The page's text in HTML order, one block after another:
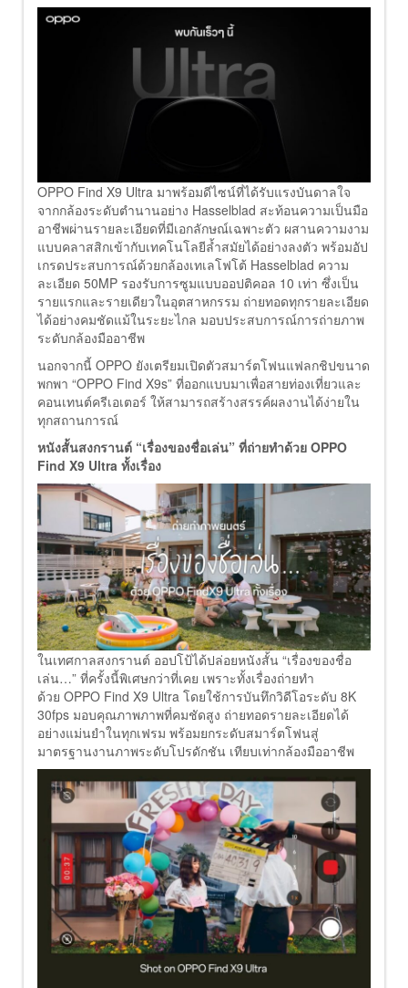
OPPO Find X9 Ultra มาพร้อมดีไซน์ที่ได้รับแรงบันดาลใจ
จากกล้องระดับตำนานอย่าง Hasselblad สะท้อนความเป็นมือ
อาชีพผ่านรายละเอียดที่มีเอกลักษณ์เฉพาะตัว ผสานความงาม
แบบคลาสสิกเข้ากับเทคโนโลยีล้ำสมัยได้อย่างลงตัว พร้อมอัป
เกรดประสบการณ์ด้วยกล้องเทเลโฟโต้ Hasselblad ความ
ละเอียด 50MP รองรับการซูมแบบออปติคอล 10 เท่า ซึ่งเป็น
รายแรกและรายเดียวในอุตสาหกรรม ถ่ายทอดทุกรายละเอียด
ได้อย่างคมชัดแม้ในระยะไกล มอบประสบการณ์การถ่ายภาพ
ระดับกล้องมืออาชีพ
นอกจากนี้ OPPO ยังเตรียมเปิดตัวสมาร์ตโฟนแฟลกชิปขนาด
พกพา “OPPO Find X9s” ที่ออกแบบมาเพื่อสายท่องเที่ยวและ
คอนเทนต์ครีเอเตอร์ ให้สามารถสร้างสรรค์ผลงานได้ง่ายใน
ทุกสถานการณ์
หนังสั้นสงกรานต์ “เรื่องของชื่อเล่น” ที่ถ่ายทำด้วย OPPO
Find X9 Ultra ทั้งเรื่อง
ในเทศกาลสงกรานต์ ออปโป้ได้ปล่อยหนังสั้น “เรื่องของชื่อ
เล่น…” ที่ครั้งนี้พิเศษกว่าที่เคย เพราะทั้งเรื่องถ่ายทำ
ด้วย OPPO Find X9 Ultra โดยใช้การบันทึกวิดีโอระดับ 8K
30fps มอบคุณภาพภาพที่คมชัดสูง ถ่ายทอดรายละเอียดได้
อย่างแม่นยำในทุกเฟรม พร้อมยกระดับสมาร์ตโฟนสู่
มาตรฐานงานภาพระดับโปรดักชัน เทียบเท่ากล้องมืออาชีพ